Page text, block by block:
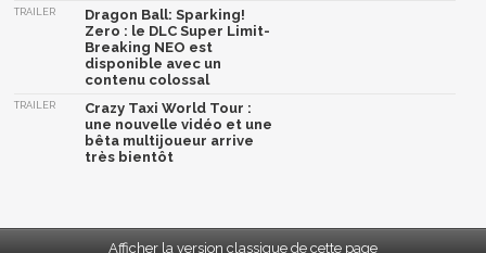
TRAILER
Dragon Ball: Sparking!
Zero : le DLC Super Limit-
Breaking NEO est
disponible avec un
contenu colossal
TRAILER
Crazy Taxi World Tour :
une nouvelle vidéo et une
bêta multijoueur arrive
très bientôt
Afficher la version classique de cette page